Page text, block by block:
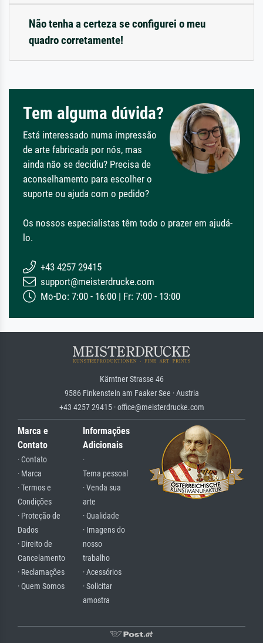
Não tenha a certeza se configurei o meu
quadro corretamente!
Tem alguma dúvida?
Está interessado numa impressão
de arte fabricada por nós, mas
ainda não se decidiu? Precisa de
aconselhamento para escolher o
suporte ou ajuda com o pedido?
Os nossos especialistas têm todo o prazer em ajudá-
lo.
+43 4257 29415
support@meisterdrucke.com
Mo-Do: 7:00 - 16:00 | Fr: 7:00 - 13:00
Kärntner Strasse 46
9586 Finkenstein am Faaker See · Austria
+43 4257 29415 · office@meisterdrucke.com
Marca e
Contato
· Contato
· Marca
· Termos e
Condições
· Proteção de
Dados
· Direito de
Cancelamento
· Reclamações
· Quem Somos
Informações
Adicionais
·
Tema pessoal
· Venda sua
arte
· Qualidade
· Imagens do
nosso
trabalho
· Acessórios
· Solicitar
amostra